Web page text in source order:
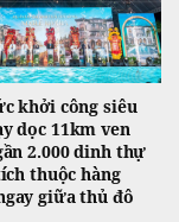
khởi công siêu
dọc 11km ven
2.000 dinh thự
thuộc hàng
giữa thủ đô